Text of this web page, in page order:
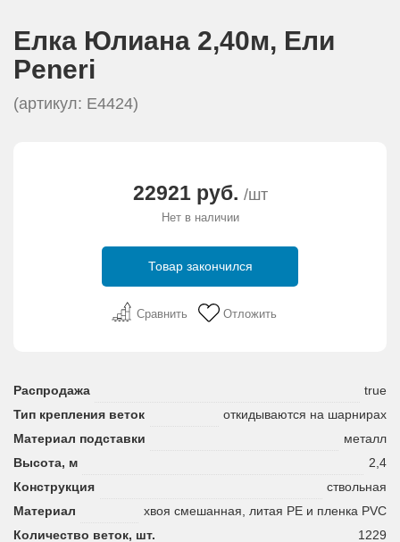
Елка Юлиана 2,40м, Eли
Peneri
(артикул: Е4424)
22921 руб. /шт
Нет в наличии
Товар закончился
Сравнить Отложить
Распродажа
true
Тип крепления веток
откидываются на шарнирах
Материал подставки
металл
Высота, м
2,4
Конструкция
ствольная
Материал
хвоя смешанная, литая PE и пленка PVC
Количество веток, шт.
1229